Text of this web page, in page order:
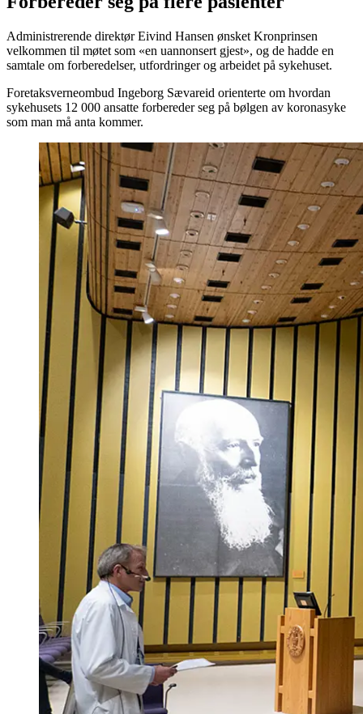
Administrerende direktør Eivind Hansen ønsket Kronprinsen
velkommen til møtet som «en uannonsert gjest», og de hadde en
samtale om forberedelser, utfordringer og arbeidet på sykehuset.
Foretaksverneombud Ingeborg Sævareid orienterte om hvordan
sykehusets 12 000 ansatte forbereder seg på bølgen av koronasyke
som man må anta kommer.